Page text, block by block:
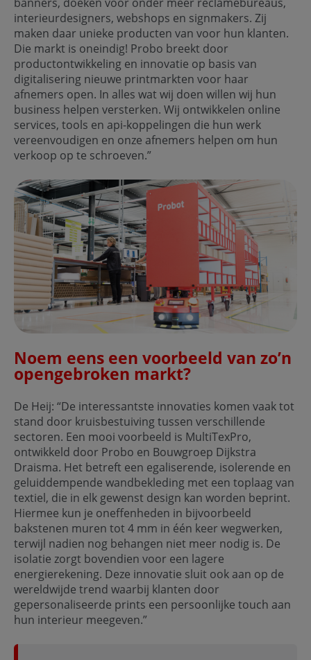
interieurdesigners, webshops en signmakers. Zij
maken daar unieke producten van voor hun klanten.
Die markt is oneindig! Probo breekt door
productontwikkeling en innovatie op basis van
digitalisering nieuwe printmarkten voor haar
afnemers open. In alles wat wij doen willen wij hun
business helpen versterken. Wij ontwikkelen online
services, tools en api-koppelingen die hun werk
vereenvoudigen en onze afnemers helpen om hun
verkoop op te schroeven.”
Noem eens een voorbeeld van zo’n
opengebroken markt?
De Heij: “De interessantste innovaties komen vaak tot
stand door kruisbestuiving tussen verschillende
sectoren. Een mooi voorbeeld is MultiTexPro,
ontwikkeld door Probo en Bouwgroep Dijkstra
Draisma. Het betreft een egaliserende, isolerende en
geluiddempende wandbekleding met een toplaag van
textiel, die in elk gewenst design kan worden beprint.
Hiermee kun je oneffenheden in bijvoorbeeld
bakstenen muren tot 4 mm in één keer wegwerken,
terwijl nadien nog behangen niet meer nodig is. De
isolatie zorgt bovendien voor een lagere
energierekening. Deze innovatie sluit ook aan op de
wereldwijde trend waarbij klanten door
gepersonaliseerde prints een persoonlijke touch aan
hun interieur meegeven.”